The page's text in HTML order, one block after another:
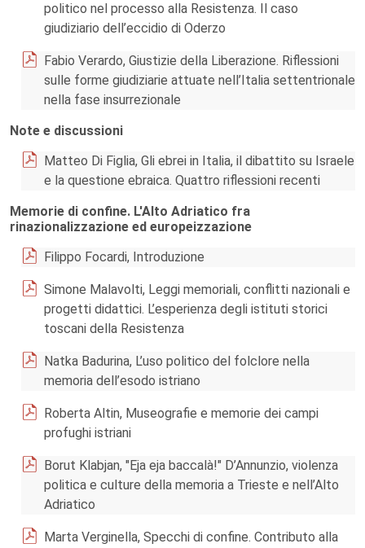
politico nel processo alla Resistenza. Il caso
giudiziario dell’eccidio di Oderzo
Fabio Verardo, Giustizie della Liberazione. Riflessioni
sulle forme giudiziarie attuate nell’Italia settentrionale
nella fase insurrezionale
Note e discussioni
Matteo Di Figlia, Gli ebrei in Italia, il dibattito su Israele
e la questione ebraica. Quattro riflessioni recenti
Memorie di confine. L'Alto Adriatico fra
rinazionalizzazione ed europeizzazione
Filippo Focardi, Introduzione
Simone Malavolti, Leggi memoriali, conflitti nazionali e
progetti didattici. L’esperienza degli istituti storici
toscani della Resistenza
Natka Badurina, L’uso politico del folclore nella
memoria dell’esodo istriano
Roberta Altin, Museografie e memorie dei campi
profughi istriani
Borut Klabjan, "Eja eja baccalà!" D’Annunzio, violenza
politica e culture della memoria a Trieste e nell’Alto
Adriatico
Marta Verginella, Specchi di confine. Contributo alla